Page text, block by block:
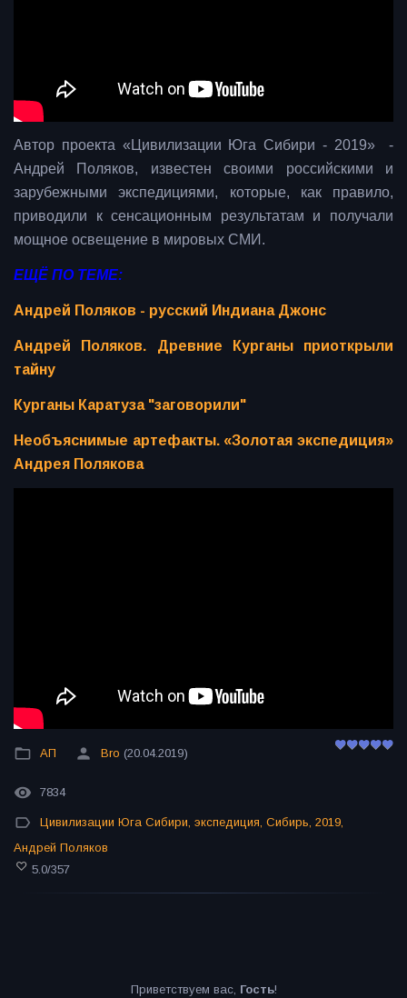
Автор проекта «Цивилизации Юга Сибири - 2019» -
Андрей Поляков, известен своими российскими и
зарубежными экспедициями, которые, как правило,
приводили к сенсационным результатам и получали
мощное освещение в мировых СМИ.
ЕЩЁ ПО ТЕМЕ:
Андрей Поляков - русский Индиана Джонс
Андрей Поляков. Древние Курганы приоткрыли
тайну
Курганы Каратуза "заговорили"
Необъяснимые артефакты. «Золотая экспедиция»
Андрея Полякова
АП Bro (20.04.2019)
7834
Цивилизации Юга Сибири, экспедиция, Сибирь, 2019,
Андрей Поляков
5.0/357
Приветствуем вас, Гость!